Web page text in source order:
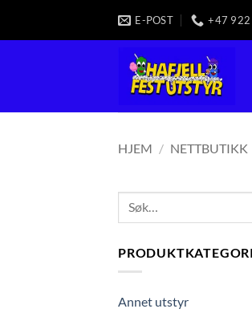
E-POST +47
HJEM / NETTBUTIKK
Søk
Annet utstyr